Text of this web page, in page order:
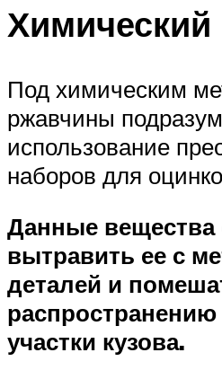
Химический
Под химическим
ржавчины
использование
наборов для
Данные
вытравить ее с
деталей и
распространению
участки кузова.